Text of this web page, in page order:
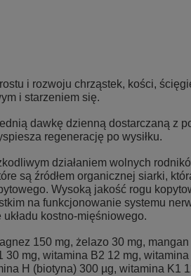
i rozwoju chrząstek, kości,
i starzeniem się.
dawkę dzienną dostarczaną z
regenerację po wysiłku.
działaniem wolnych
są źródłem organicznej siarki,
Wysoką jakość rogu
na funkcjonowanie systemu
kostno-mięśniowego.
150 mg, żelazo 30 mg,
mg, witamina B2 12 mg,
H (biotyna) 300 µg, witamina K1